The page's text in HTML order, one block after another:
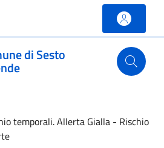
di Sesto
temporali. Allerta Gialla - Rischio